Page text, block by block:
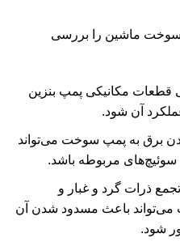
سوخت ماشین را بررسی
قطعات مکانیکی پمپ بنزین
آن شود.
برق به پمپ سوخت می‌تواند
سوئیچ‌های مربوطه باشد.
ذرات گرد و غبار و
می‌تواند باعث مسدود شدن آن
شود.